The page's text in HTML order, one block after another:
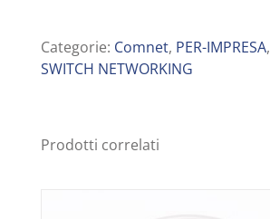
Categorie: Comnet, PER-IMPRESA,
SWITCH NETWORKING
Prodotti correlati